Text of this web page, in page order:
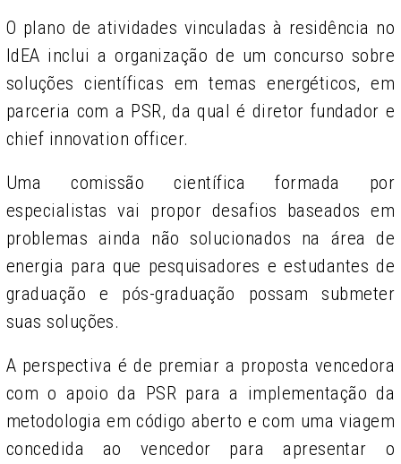
O plano de atividades vinculadas à residência no
IdEA inclui a organização de um concurso sobre
soluções científicas em temas energéticos, em
parceria com a PSR, da qual é diretor fundador e
chief innovation officer.
Uma comissão científica formada por
especialistas vai propor desafios baseados em
problemas ainda não solucionados na área de
energia para que pesquisadores e estudantes de
graduação e pós-graduação possam submeter
suas soluções.
A perspectiva é de premiar a proposta vencedora
com o apoio da PSR para a implementação da
metodologia em código aberto e com uma viagem
concedida ao vencedor para apresentar o